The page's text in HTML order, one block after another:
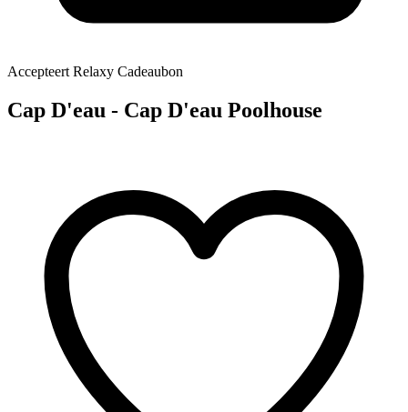
Accepteert Relaxy Cadeaubon
Cap D'eau - Cap D'eau Poolhouse